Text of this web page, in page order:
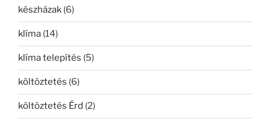
készházak (6)
klíma (14)
klíma telepítés (5)
költöztetés (6)
költöztetés Érd (2)